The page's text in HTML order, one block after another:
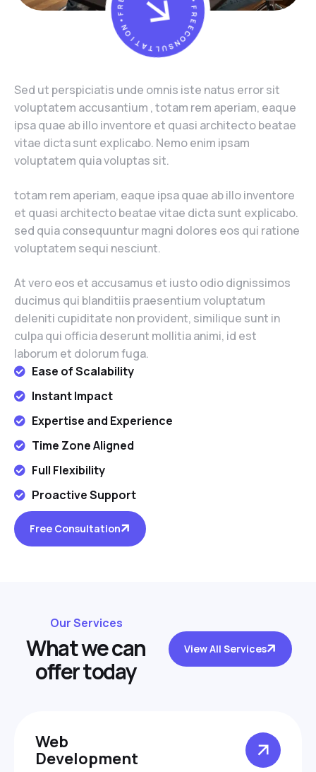
Sed ut perspiciatis unde omnis iste natus error sit
voluptatem accusantium , totam rem aperiam, eaque
ipsa quae ab illo inventore et quasi architecto beatae
vitae dicta sunt explicabo. Nemo enim ipsam
voluptatem quia voluptas sit.
totam rem aperiam, eaque ipsa quae ab illo inventore
et quasi architecto beatae vitae dicta sunt explicabo.
sed quia consequuntur magni dolores eos qui ratione
voluptatem sequi nesciunt.
At vero eos et accusamus et iusto odio dignissimos
ducimus qui blanditiis praesentium voluptatum
deleniti cupiditate non provident, similique sunt in
culpa qui officia deserunt mollitia animi, id est
laborum et dolorum fuga.
Ease of Scalability
Instant Impact
Expertise and Experience
Time Zone Aligned
Full Flexibility
Proactive Support
Free Consultation
Our Services
Whatwecan
offertoday
View All Services
Web
Development